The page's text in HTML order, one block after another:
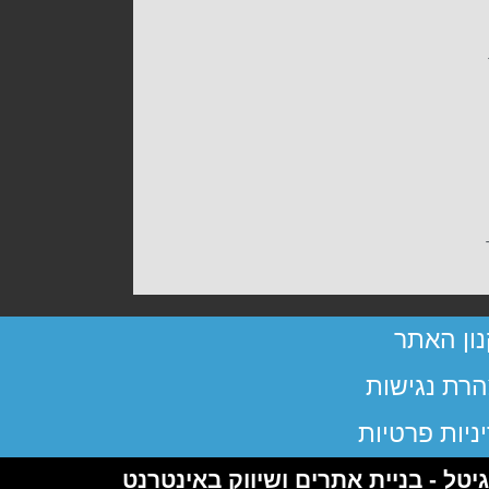
האתר
נגישות
פרטיות
- בניית אתרים ושיווק באינטרנט